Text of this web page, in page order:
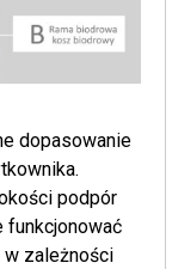
dopasowanie
podpór
funkcjonować
w zależności